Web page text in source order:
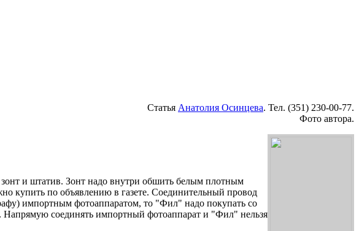
Статья Анатолия Осинцева. Тел. (351) 230-00-77.
Фото автора.
и штатив. Зонт надо внутри обшить белым плотным
купить по объявлению в газете. Соединительный провод
импортным фотоаппаратом, то "Фил" надо покупать со
Напрямую соединять импортный фотоаппарат и "Фил" нельзя